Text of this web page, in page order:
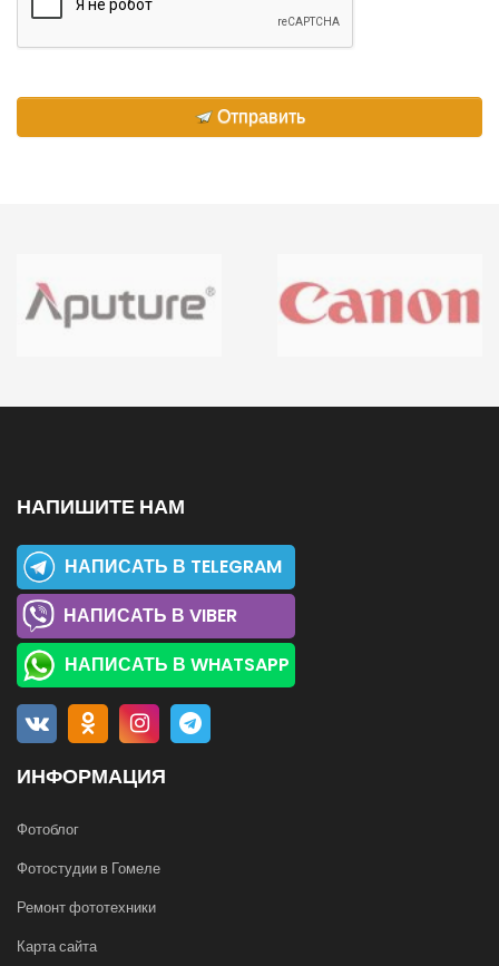
Отправить
НАПИШИТЕ НАМ
НАПИСАТЬ В TELEGRAM
НАПИСАТЬ В VIBER
НАПИСАТЬ В WHATSAPP
ИНФОРМАЦИЯ
Фотоблог
Фотостудии в Гомеле
Ремонт фототехники
Карта сайта